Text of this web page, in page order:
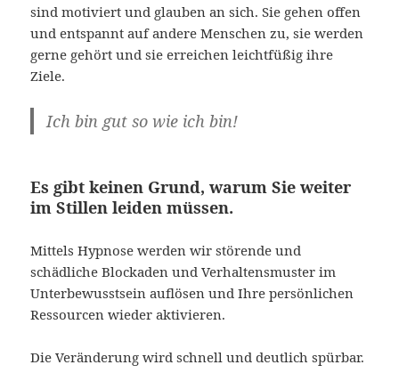
sind motiviert und glauben an sich. Sie gehen offen
und entspannt auf andere Menschen zu, sie werden
gerne gehört und sie erreichen leichtfüßig ihre
Ziele.
Ich bin gut so wie ich bin!
Es gibt keinen Grund, warum Sie weiter
im Stillen leiden müssen.
Mittels Hypnose werden wir störende und
schädliche Blockaden und Verhaltensmuster im
Unterbewusstsein auflösen und Ihre persönlichen
Ressourcen wieder aktivieren.
Die Veränderung wird schnell und deutlich spürbar.